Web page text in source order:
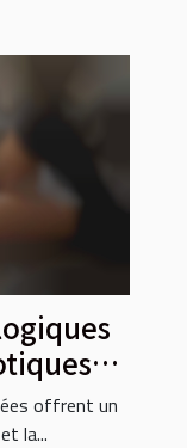
offrent un
la...